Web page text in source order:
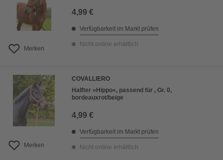
Merken
4,99 €
Verfügbarkeit im Markt prüfen
Nicht online erhältlich
Merken
COVALLIERO
Halfter »Hippo«, passend für , Gr. 0,
bordeauxrot/beige
4,99 €
Verfügbarkeit im Markt prüfen
Nicht online erhältlich